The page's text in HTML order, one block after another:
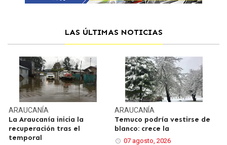
LAS ÚLTIMAS NOTICIAS
ARAUCANÍA
La Araucanía inicia la
recuperación tras el
temporal
ARAUCANÍA
Temuco podría vestirse de
blanco: crece la
07 agosto, 2026